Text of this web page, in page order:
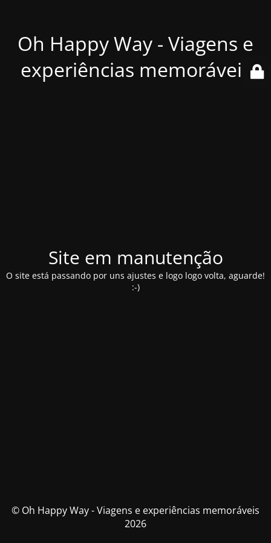
Oh Happy Way - Viagens e
experiências memoráveis
Site em manutenção
O site está passando por uns ajustes e logo logo volta, aguarde!
:-)
© Oh Happy Way - Viagens e experiências memoráveis
2026